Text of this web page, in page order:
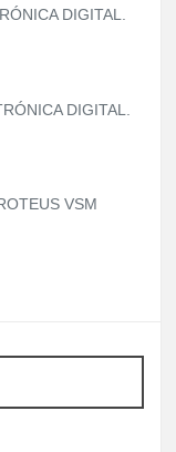
DIGITAL.
DIGITAL.
VSM